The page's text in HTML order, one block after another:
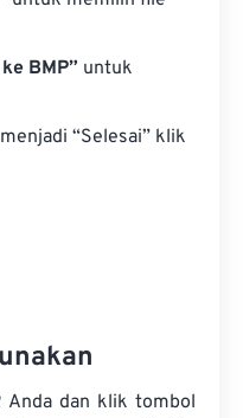
BMP” untuk
“Selesai” klik
Anda dan klik tombol